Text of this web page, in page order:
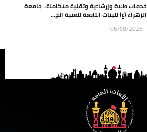
خدمات طبية وإرشادية وتقنية متكاملة.. جامعة
الزهراء (ع) للبنات التابعة للعتبة الح...
06/08/2026